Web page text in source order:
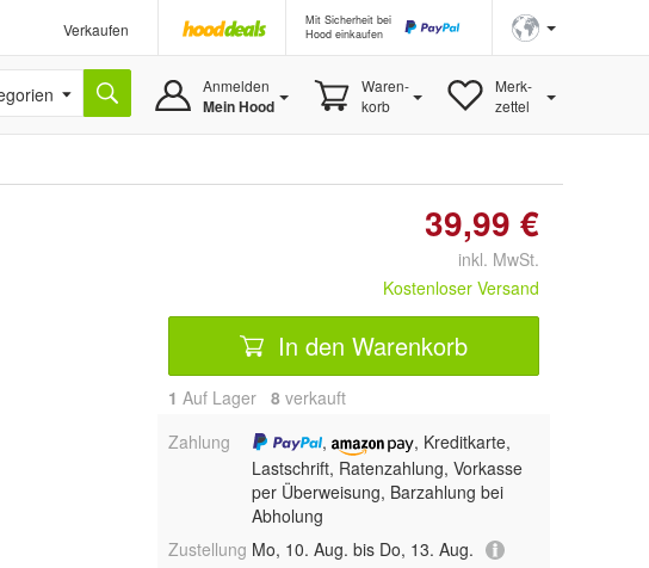
Verkaufen
Mit Sicherheit bei
Hood einkaufen
Anmelden
Mein Hood
Waren-
korb
Merk-
zettel
39,99 €
inkl. MwSt.
Kostenloser Versand
In den Warenkorb
1 Auf Lager 8 verkauft
Zahlung
,
, Kreditkarte,
Lastschrift, Ratenzahlung, Vorkasse
per Überweisung, Barzahlung bei
Abholung
Zustellung Mo, 10. Aug. bis Do, 13. Aug.